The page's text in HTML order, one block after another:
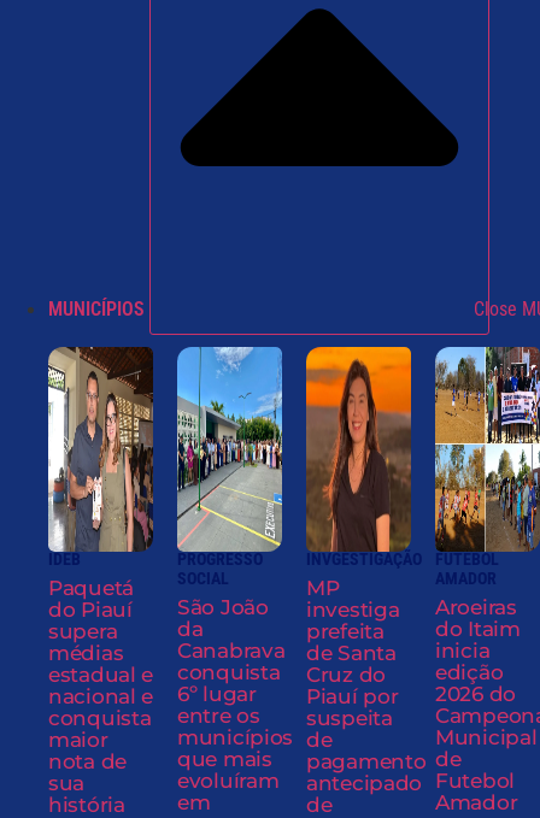
MUNICÍPIOS Close
IDEB
Paquetá
do Piauí
supera
médias
estadual e
nacional e
conquista
maior
nota de
sua
história
PROGRESSO
SOCIAL
São João
da
Canabrava
conquista
6º lugar
entre os
municípios
que mais
evoluíram
em
INVGESTIGAÇÃO
MP
investiga
prefeita
de Santa
Cruz do
Piauí por
suspeita
de
pagamento
antecipado
de
FUTEBOL
AMADOR
Aroeiras
do Itaim
inicia
edição
2026 do
Municipal
de
Futebol
Amador